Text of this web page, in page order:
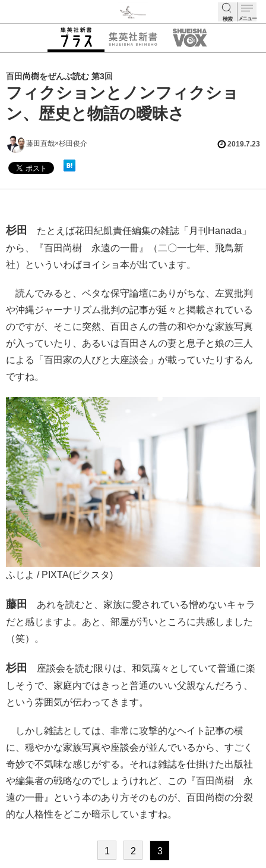
検索 メニュー
百田尚樹をぜんぶ読む 第3回
フィクションとノンフィクショ
ン、歴史と物語の曖昧さ
藤田直哉×杉田俊介 2019.7.23
杉田
たとえば花田紀凱責任編集の雑誌「月刊Hanada」
から、『百田尚樹 永遠の一冊』（二〇一七年、飛鳥新
社）といういわばヨイショ本が出ています。
読んでみると、ベタな保守論壇にありがちな、左翼批判
や沖縄ジャーナリズム批判の記事が延々と掲載されている
のですが、そこに突然、百田さんの昔の和やかな家族写真
が入っていたり、あるいは百田さんの妻と息子と娘の三人
による「百田家の人びと大座談会」が載っていたりするん
ですね。
ふじよ / PIXTA(ピクスタ)
藤田
あれを読むと、家族に愛されている憎めないキャラ
だと感じますよ。あと、部屋が汚いところに共感しました
（笑）。
杉田
座談会を読む限りは、和気藹々としていて普通に楽
しそうで、家庭内ではきっと普通のいい父親なんだろう、
という雰囲気が伝わってきます。
しかし雑誌としては、非常に攻撃的なヘイト記事の横
に、穏やかな家族写真や座談会が並んでいるから、すごく
奇妙で不気味な感じがする。それは雑誌を仕掛けた出版社
や編集者の戦略なのでしょうけれど、この『百田尚樹 永
遠の一冊』という本のあり方そのものが、百田尚樹の分裂
的な人格性をどこか暗示していますね。
1 2 3